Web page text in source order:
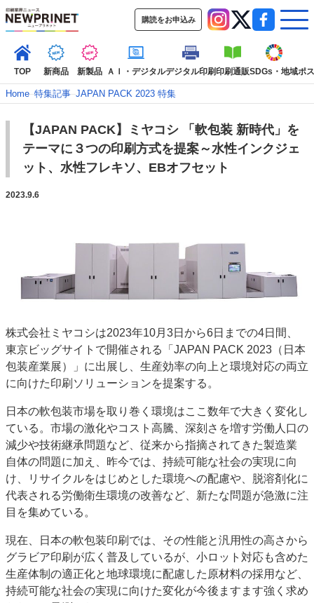
購読をお申込み
TOP 新商品 新製品 ＡＩ・デジタルデジタル印刷印刷通販SDGs・地域ポ
インデックス
TOP
新着記事 特集記事
動画コンテンツ
インタビュー
コレクション
カテゴリー一覧
人事・移転・異動・訃報
特集記事カテゴリー一覧
特集・デジタル印刷 アイデアで勝負！ ～多様なビジネス・多彩な商材～
JAPAN PACK 2023 特集
中古印刷機・製本機特集
2022 検査・校正特集
特集・デジタル印刷 ～ 新成長軌道を描く
発刊案内
JFPI印刷用語集 印刷機材年鑑
運営
会社案内
購読・購入申し込み
サイトポリシー
お問い合わせ
Home–特集記事–JAPAN PACK 2023 特集
【JAPAN PACK】ミヤコシ 「軟包装 新時代」を
テーマに３つの印刷方式を提案～水性インクジェ
ット、水性フレキソ、EBオフセット
2023.9.6
株式会社ミヤコシは2023年10月3日から6日までの4日間、
東京ビッグサイトで開催される「JAPAN PACK 2023（日本
包装産業展）」に出展し、生産効率の向上と環境対応の両立
に向けた印刷ソリューションを提案する。
日本の軟包装市場を取り巻く環境はここ数年で大きく変化し
ている。市場の激化やコスト高騰、深刻さを増す労働人口の
減少や技術継承問題など、従来から指摘されてきた製造業
自体の問題に加え、昨今では、持続可能な社会の実現に向
け、リサイクルをはじめとした環境への配慮や、脱溶剤化に
代表される労働衛生環境の改善など、新たな問題が急激に注
目を集めている。
現在、日本の軟包装印刷では、その性能と汎用性の高さから
グラビア印刷が広く普及しているが、小ロット対応も含めた
生産体制の適正化と地球環境に配慮した原材料の採用など、
持続可能な社会の実現に向けた変化が今後ますます強く求め